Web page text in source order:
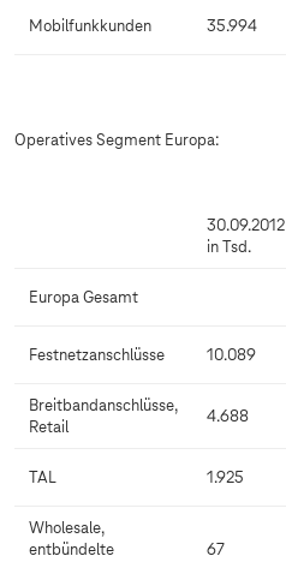
Mobilfunkkunden 35.994
Operatives Segment Europa:
30.09.2012
in Tsd.
Europa Gesamt
Festnetzanschlüsse 10.089
Breitbandanschlüsse,
Retail
4.688
TAL 1.925
Wholesale,
entbündelte
67